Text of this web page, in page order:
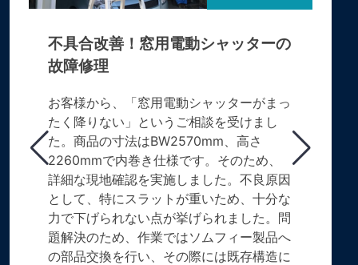
不具合改善！窓用電動シャッターの
故障修理
お客様から、「窓用電動シャッターがまっ
たく降りない」というご相談を受けまし
た。商品の寸法はBW2570mm、高さ
2260mmで内巻き仕様です。そのため、
詳細な現地確認を実施しました。不良原因
として、特にスラットが重いため、十分な
力で下げられない点が挙げられました。問
題解決のため、作業ではソムフィー製品へ
の部品交換を行い、その際には既存構造に